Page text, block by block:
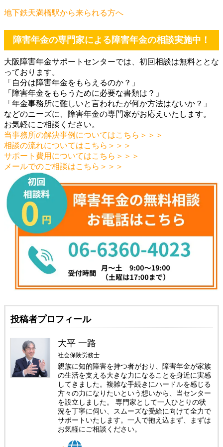
地下鉄天満橋駅から来られる方へ
障害年金の専門家による障害年金の相談実施中！
大阪障害年金サポートセンターでは、初回相談は無料ととな
っております。
「自分は障害年金をもらえるのか？」
「障害年金をもらうために必要な書類は？」
「年金事務所に難しいと言われたが何か方法はないか？」
などのニーズに、障害年金の専門家がお応えいたします。
お気軽にご相談ください。
当事務所の解決事例についてはこちら＞＞＞
相談の流れについてはこちら＞＞＞
サポート費用についてはこちら＞＞＞
メールでのご相談はこちら＞＞＞
投稿者プロフィール
大平 一路
社会保険労務士
親族に知的障害を持つ者がおり、障害年金が家族
の生活を支える大きな力になることを身近に実感
してきました。複雑な手続きにハードルを感じる
方々の力になりたいという想いから、当センター
を設立しました。 専門家として一人ひとりの状
況を丁寧に伺い、スムーズな受給に向けて全力で
サポートいたします。一人で抱え込まず、まずは
お気軽にご相談ください。